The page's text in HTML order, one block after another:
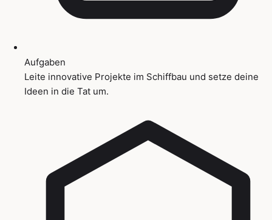
Aufgaben
Leite innovative Projekte im Schiffbau und setze deine
Ideen in die Tat um.